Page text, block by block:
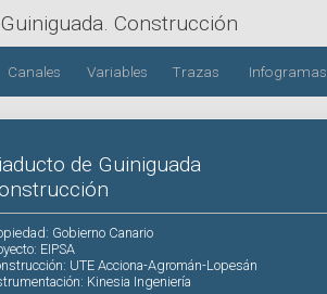
. Construcción
Canales Variables Trazas Infogramas
de Guiniguada
: Gobierno Canario
: EIPSA
: UTE Acciona-Agromán-Lopesán
: Kinesia Ingeniería